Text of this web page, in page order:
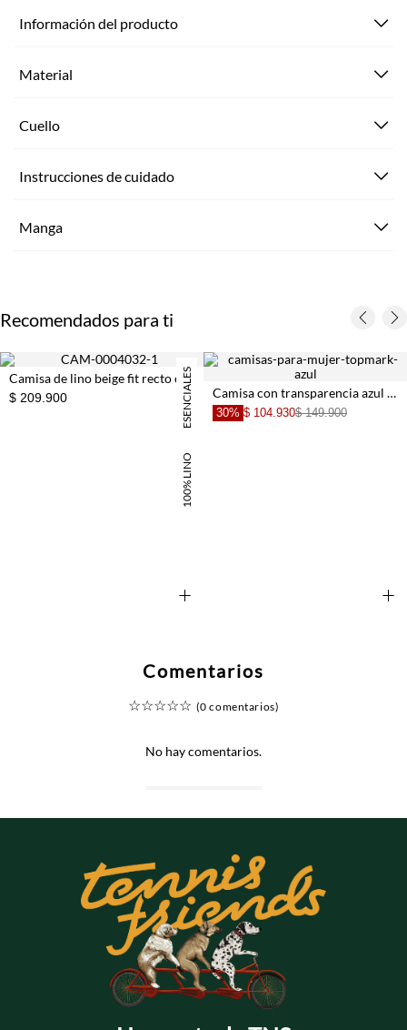
Información del producto
Material
Cuello
Instrucciones de cuidado
Manga
Recomendados para ti
100% LINO
ESENCIALES
+
Camisa de lino beige fit recto con bajo redondeado para mujer
$ 209.900
+
Camisa con transparencia azul para mujer
30% $ 104.930$ 149.900
Comentarios
☆☆☆☆☆ (0 comentarios)
No hay comentarios.